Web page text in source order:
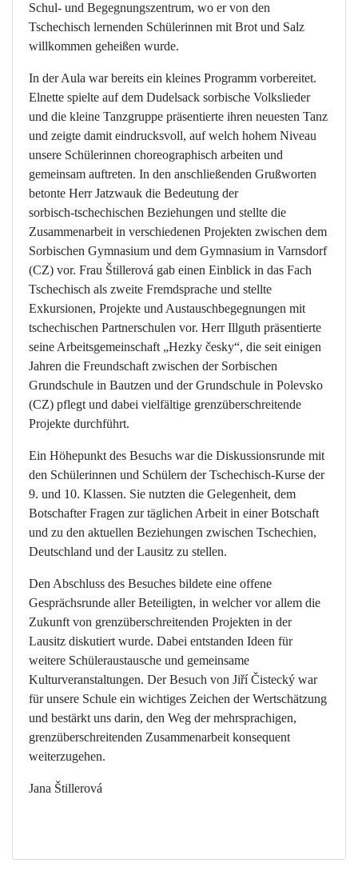
Schul- und Begegnungszentrum, wo er von den
Tschechisch lernenden Schülerinnen mit Brot und Salz
willkommen geheißen wurde.
In der Aula war bereits ein kleines Programm vorbereitet.
Elnette spielte auf dem Dudelsack sorbische Volkslieder
und die kleine Tanzgruppe präsentierte ihren neuesten Tanz
und zeigte damit eindrucksvoll, auf welch hohem Niveau
unsere Schülerinnen choreographisch arbeiten und
gemeinsam auftreten. In den anschließenden Grußworten
betonte Herr Jatzwauk die Bedeutung der
sorbisch‑tschechischen Beziehungen und stellte die
Zusammenarbeit in verschiedenen Projekten zwischen dem
Sorbischen Gymnasium und dem Gymnasium in Varnsdorf
(CZ) vor. Frau Štillerová gab einen Einblick in das Fach
Tschechisch als zweite Fremdsprache und stellte
Exkursionen, Projekte und Austauschbegegnungen mit
tschechischen Partnerschulen vor. Herr Illguth präsentierte
seine Arbeitsgemeinschaft „Hezky česky“, die seit einigen
Jahren die Freundschaft zwischen der Sorbischen
Grundschule in Bautzen und der Grundschule in Polevsko
(CZ) pflegt und dabei vielfältige grenzüberschreitende
Projekte durchführt.
Ein Höhepunkt des Besuchs war die Diskussionsrunde mit
den Schülerinnen und Schülern der Tschechisch-Kurse der
9. und 10. Klassen. Sie nutzten die Gelegenheit, dem
Botschafter Fragen zur täglichen Arbeit in einer Botschaft
und zu den aktuellen Beziehungen zwischen Tschechien,
Deutschland und der Lausitz zu stellen.
Den Abschluss des Besuches bildete eine offene
Gesprächsrunde aller Beteiligten, in welcher vor allem die
Zukunft von grenzüberschreitenden Projekten in der
Lausitz diskutiert wurde. Dabei entstanden Ideen für
weitere Schüleraustausche und gemeinsame
Kulturveranstaltungen. Der Besuch von Jiří Čistecký war
für unsere Schule ein wichtiges Zeichen der Wertschätzung
und bestärkt uns darin, den Weg der mehrsprachigen,
grenzüberschreitenden Zusammenarbeit konsequent
weiterzugehen.
Jana Štillerová